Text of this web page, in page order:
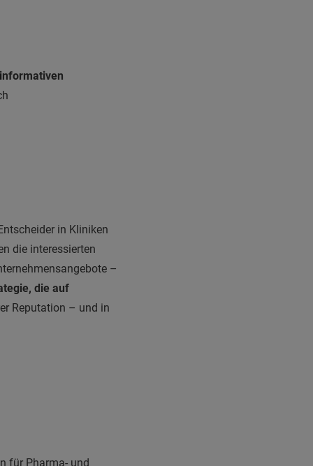
in Kliniken
die interessierten
–
die auf
Reputation – und in
für Pharma- und